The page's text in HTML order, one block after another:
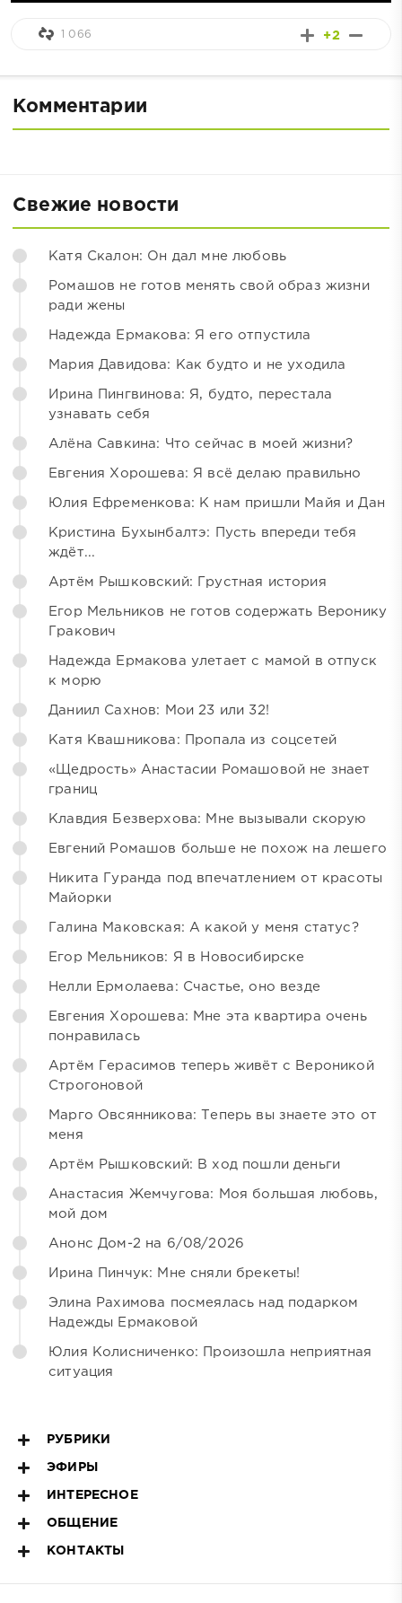
+2
1 066
Комментарии
Свежие новости
Катя Скалон: Он дал мне любовь
Ромашов не готов менять свой образ жизни
ради жены
Надежда Ермакова: Я его отпустила
Мария Давидова: Как будто и не уходила
Ирина Пингвинова: Я, будто, перестала
узнавать себя
Алёна Савкина: Что сейчас в моей жизни?
Евгения Хорошева: Я всё делаю правильно
Юлия Ефременкова: К нам пришли Майя и Дан
Кристина Бухынбалтэ: Пусть впереди тебя
ждёт...
Артём Рышковский: Грустная история
Егор Мельников не готов содержать Веронику
Гракович
Надежда Ермакова улетает с мамой в отпуск
к морю
Даниил Сахнов: Мои 23 или 32!
Катя Квашникова: Пропала из соцсетей
«Щедрость» Анастасии Ромашовой не знает
границ
Клавдия Безверхова: Мне вызывали скорую
Евгений Ромашов больше не похож на лешего
Никита Гуранда под впечатлением от красоты
Майорки
Галина Маковская: А какой у меня статус?
Егор Мельников: Я в Новосибирске
Нелли Ермолаева: Счастье, оно везде
Евгения Хорошева: Мне эта квартира очень
понравилась
Артём Герасимов теперь живёт с Вероникой
Строгоновой
Марго Овсянникова: Теперь вы знаете это от
меня
Артём Рышковский: В ход пошли деньги
Анастасия Жемчугова: Моя большая любовь,
мой дом
Анонс Дом-2 на 6/08/2026
Ирина Пинчук: Мне сняли брекеты!
Элина Рахимова посмеялась над подарком
Надежды Ермаковой
Юлия Колисниченко: Произошла неприятная
ситуация
РУБРИКИ
ЭФИРЫ
ИНТЕРЕСНОЕ
ОБЩЕНИЕ
КОНТАКТЫ